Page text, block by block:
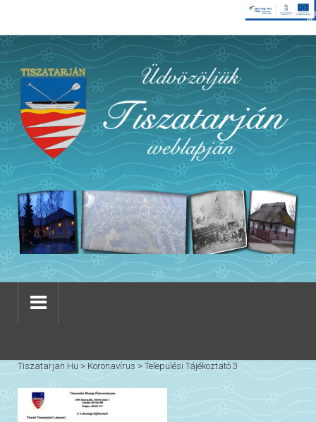
Tiszatarjan.hu > Koronavírus > Települési Tájékoztató 3